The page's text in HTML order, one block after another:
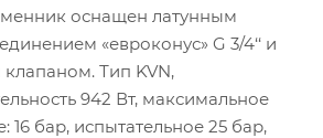
оснащен латунным
«евроконус» G 3/4‘‘ и
Тип KVN,
942 Вт, максимальное
16 бар, испытательное 25 бар,